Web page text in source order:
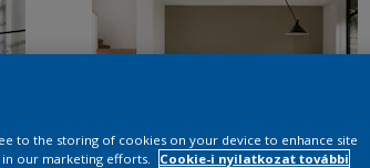
to the storing of cookies on your device to enhance site
in our marketing efforts.
Cookie-i nyilatkozat további